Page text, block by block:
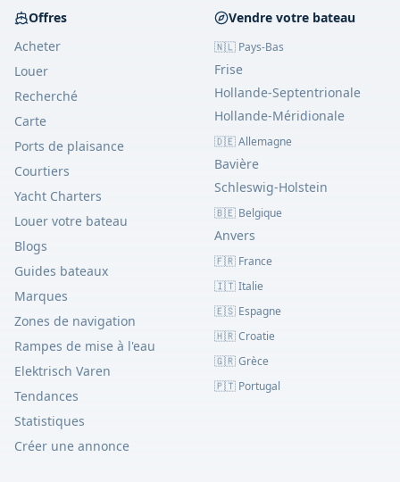
Offres
Acheter
Louer
Recherché
Carte
Ports de plaisance
Courtiers
Yacht Charters
Louer votre bateau
Blogs
Guides bateaux
Marques
Zones de navigation
Rampes de mise à l'eau
Elektrisch Varen
Tendances
Statistiques
Créer une annonce
Vendre votre bateau
🇳🇱 Pays-Bas
Frise
Hollande-Septentrionale
Hollande-Méridionale
🇩🇪 Allemagne
Bavière
Schleswig-Holstein
🇧🇪 Belgique
Anvers
🇫🇷 France
🇮🇹 Italie
🇪🇸 Espagne
🇭🇷 Croatie
🇬🇷 Grèce
🇵🇹 Portugal